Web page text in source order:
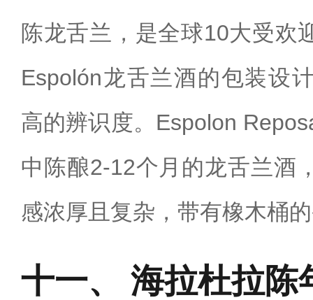
陈龙舌兰，是全球10大受欢
Espolón龙舌兰酒的包装设
高的辨识度。‌Espolon
中陈酿2-12个月的龙舌兰酒
感浓厚且复杂，带有橡木桶
海拉杜拉陈